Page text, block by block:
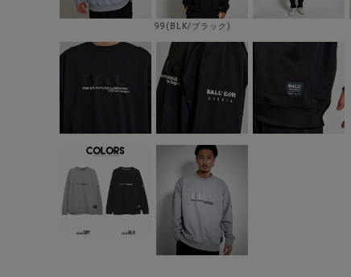
99(BLK/ブラック)